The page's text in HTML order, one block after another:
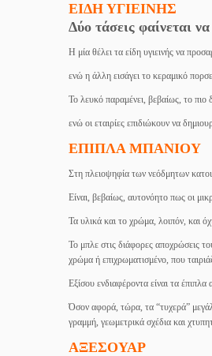
ΕΙΔΗ ΥΓΙΕΙΝΗΣ
Δύο τάσεις φαίνεται
Η μία θέλει τα είδη υγιεινής να
ενώ η άλλη εισάγει το κεραμικό
Το λευκό παραμένει, βεβαίως, το πιο
ενώ οι εταιρίες επιδιώκουν να
ΕΠΙΠΛΑ ΜΠΑΝΙΟΥ
Στη πλειοψηφία των νεόδμητων
Είναι, βεβαίως, αυτονόητο πως οι
Τα υλικά και το χρώμα, λοιπόν, και
Το μπλε στις διάφορες αποχρώσεις
χρώμα ή επιχρωματισμένο, που
Εξίσου ενδιαφέροντα είναι τα
Όσον αφορά, τώρα, τα “τυχερά”
γραμμή, γεωμετρικά σχέδια και
ΑΞΕΣΟΥΑΡ